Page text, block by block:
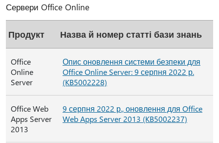
Сервери Office Online
Продукт Назва й номер статті бази знань
Office
Online
Server
Опис оновлення системи безпеки для
Office Online Server: 9 серпня 2022 р.
(KB5002228)
Office Web
Apps Server
2013
9 серпня 2022 р., оновлення для Office
Web Apps Server 2013 (KB5002237)